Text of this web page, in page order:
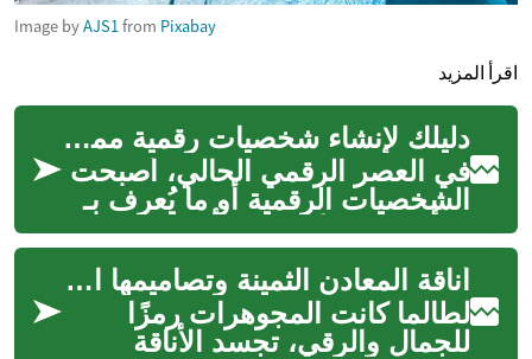
Image byAJS1from Pixabay
اقرأ المزيد
دليلك لإنشاء شخصيات رقمية مميزة
في العصر الرقمي الحالي، أصبحت
الشخصيات الرقمية أو ما يُعرف بـ
"الأفاتار" جزءًا لا يتجزأ من هويتنا
على الإنترنت. سواء ...
أناقة المعادن الثمينة وتصاميمها الفاخرة
لطالما كانت المجوهرات رمزًا
للجمال والرقي، تجسد الأناقة